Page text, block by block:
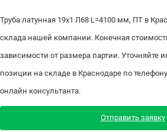
Труба латунная 19х1 Л68 L=4100 мм, ПТ в
склада нашей компании. Конечная
зависимости от размера партии. Уточняйте
позиции на складе в Краснодаре по
онлайн консультанта.
Отправить заявку